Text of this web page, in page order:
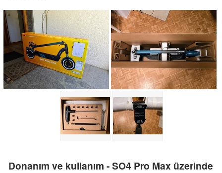
Donanım ve kullanım - SO4 Pro Max üzerinde